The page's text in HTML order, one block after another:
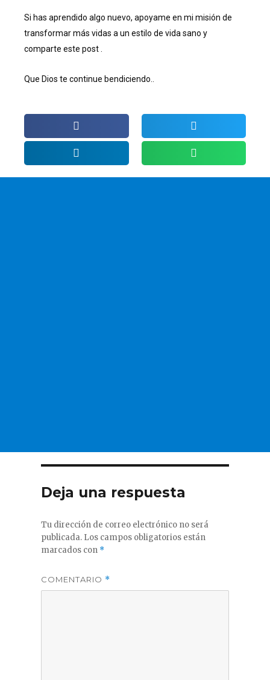
Si has aprendido algo nuevo, apoyame en mi misión de
transformar más vidas a un estilo de vida sano y
comparte este post .
Que Dios te continue bendiciendo..
Deja una respuesta
Tu dirección de correo electrónico no será
publicada. Los campos obligatorios están
marcados con *
COMENTARIO *